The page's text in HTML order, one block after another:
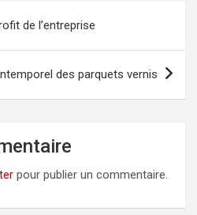
de l’entreprise
des parquets vernis
pour publier un commentaire.